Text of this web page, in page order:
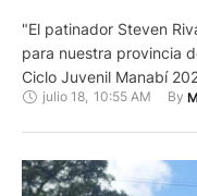
"El patinador Steven
para nuestra provincia
Ciclo Juvenil Manabí
que el crédito local,
en la vuelta al circuito
julio 18, 10:55 AM By